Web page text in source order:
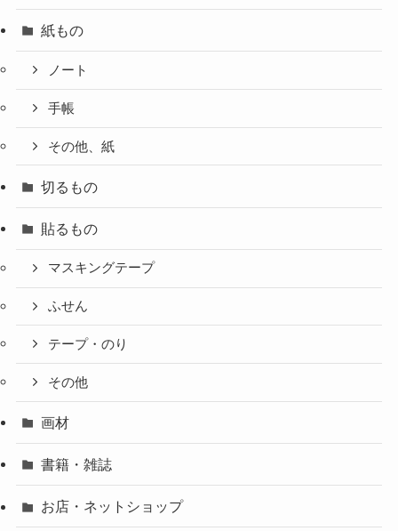
紙もの
ノート
手帳
その他、紙
切るもの
貼るもの
マスキングテープ
ふせん
テープ・のり
その他
画材
書籍・雑誌
お店・ネットショップ